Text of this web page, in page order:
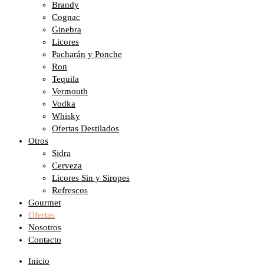
Brandy
Cognac
Ginebra
Licores
Pacharán y Ponche
Ron
Tequila
Vermouth
Vodka
Whisky
Ofertas Destilados
Otros
Sidra
Cerveza
Licores Sin y Siropes
Refrescos
Gourmet
Ofertas
Nosotros
Contacto
Inicio